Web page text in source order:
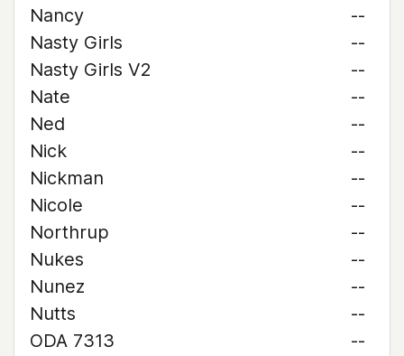
Nancy
--
Nasty Girls
--
Nasty Girls V2
--
Nate
--
Ned
--
Nick
--
Nickman
--
Nicole
--
Northrup
--
Nukes
--
Nunez
--
Nutts
--
ODA 7313
--